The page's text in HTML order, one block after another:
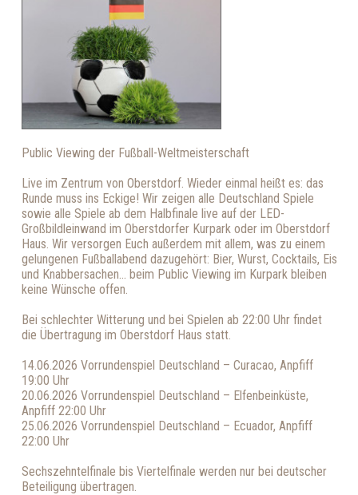
Public Viewing der Fußball-Weltmeisterschaft
Live im Zentrum von Oberstdorf. Wieder einmal heißt es: das
Runde muss ins Eckige! Wir zeigen alle Deutschland Spiele
sowie alle Spiele ab dem Halbfinale live auf der LED-
Großbildleinwand im Oberstdorfer Kurpark oder im Oberstdorf
Haus. Wir versorgen Euch außerdem mit allem, was zu einem
gelungenen Fußballabend dazugehört: Bier, Wurst, Cocktails, Eis
und Knabbersachen... beim Public Viewing im Kurpark bleiben
keine Wünsche offen.
Bei schlechter Witterung und bei Spielen ab 22:00 Uhr findet
die Übertragung im Oberstdorf Haus statt.
14.06.2026 Vorrundenspiel Deutschland – Curacao, Anpfiff
19:00 Uhr
20.06.2026 Vorrundenspiel Deutschland – Elfenbeinküste,
Anpfiff 22:00 Uhr
25.06.2026 Vorrundenspiel Deutschland – Ecuador, Anpfiff
22:00 Uhr
Sechszehntelfinale bis Viertelfinale werden nur bei deutscher
Beteiligung übertragen.